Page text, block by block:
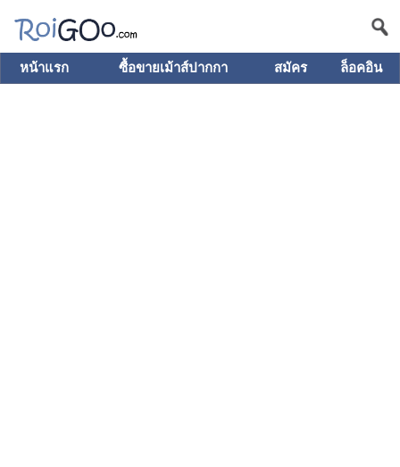
หน้าแรก ซื้อขายเม้าส์ปากกา สมัคร ล็อคอิน